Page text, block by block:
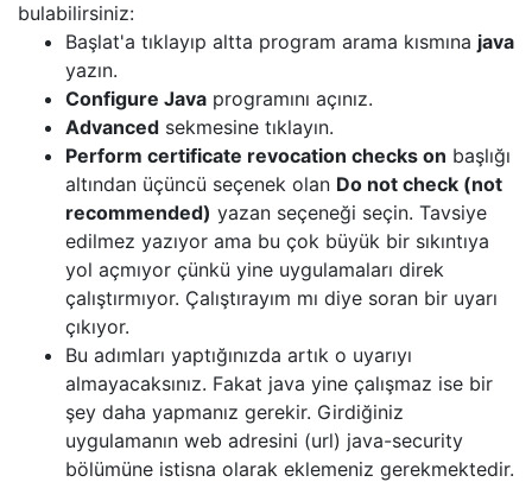
bulabilirsiniz:
Başlat'a tıklayıp altta program arama kısmına java
yazın.
Configure Java programını açınız.
Advanced sekmesine tıklayın.
Perform certificate revocation checks on başlığı
altından üçüncü seçenek olan Do not check (not
recommended) yazan seçeneği seçin. Tavsiye
edilmez yazıyor ama bu çok büyük bir sıkıntıya
yol açmıyor çünkü yine uygulamaları direk
çalıştırmıyor. Çalıştırayım mı diye soran bir uyarı
çıkıyor.
Bu adımları yaptığınızda artık o uyarıyı
almayacaksınız. Fakat java yine çalışmaz ise bir
şey daha yapmanız gerekir. Girdiğiniz
uygulamanın web adresini (url) java-security
bölümüne istisna olarak eklemeniz gerekmektedir.